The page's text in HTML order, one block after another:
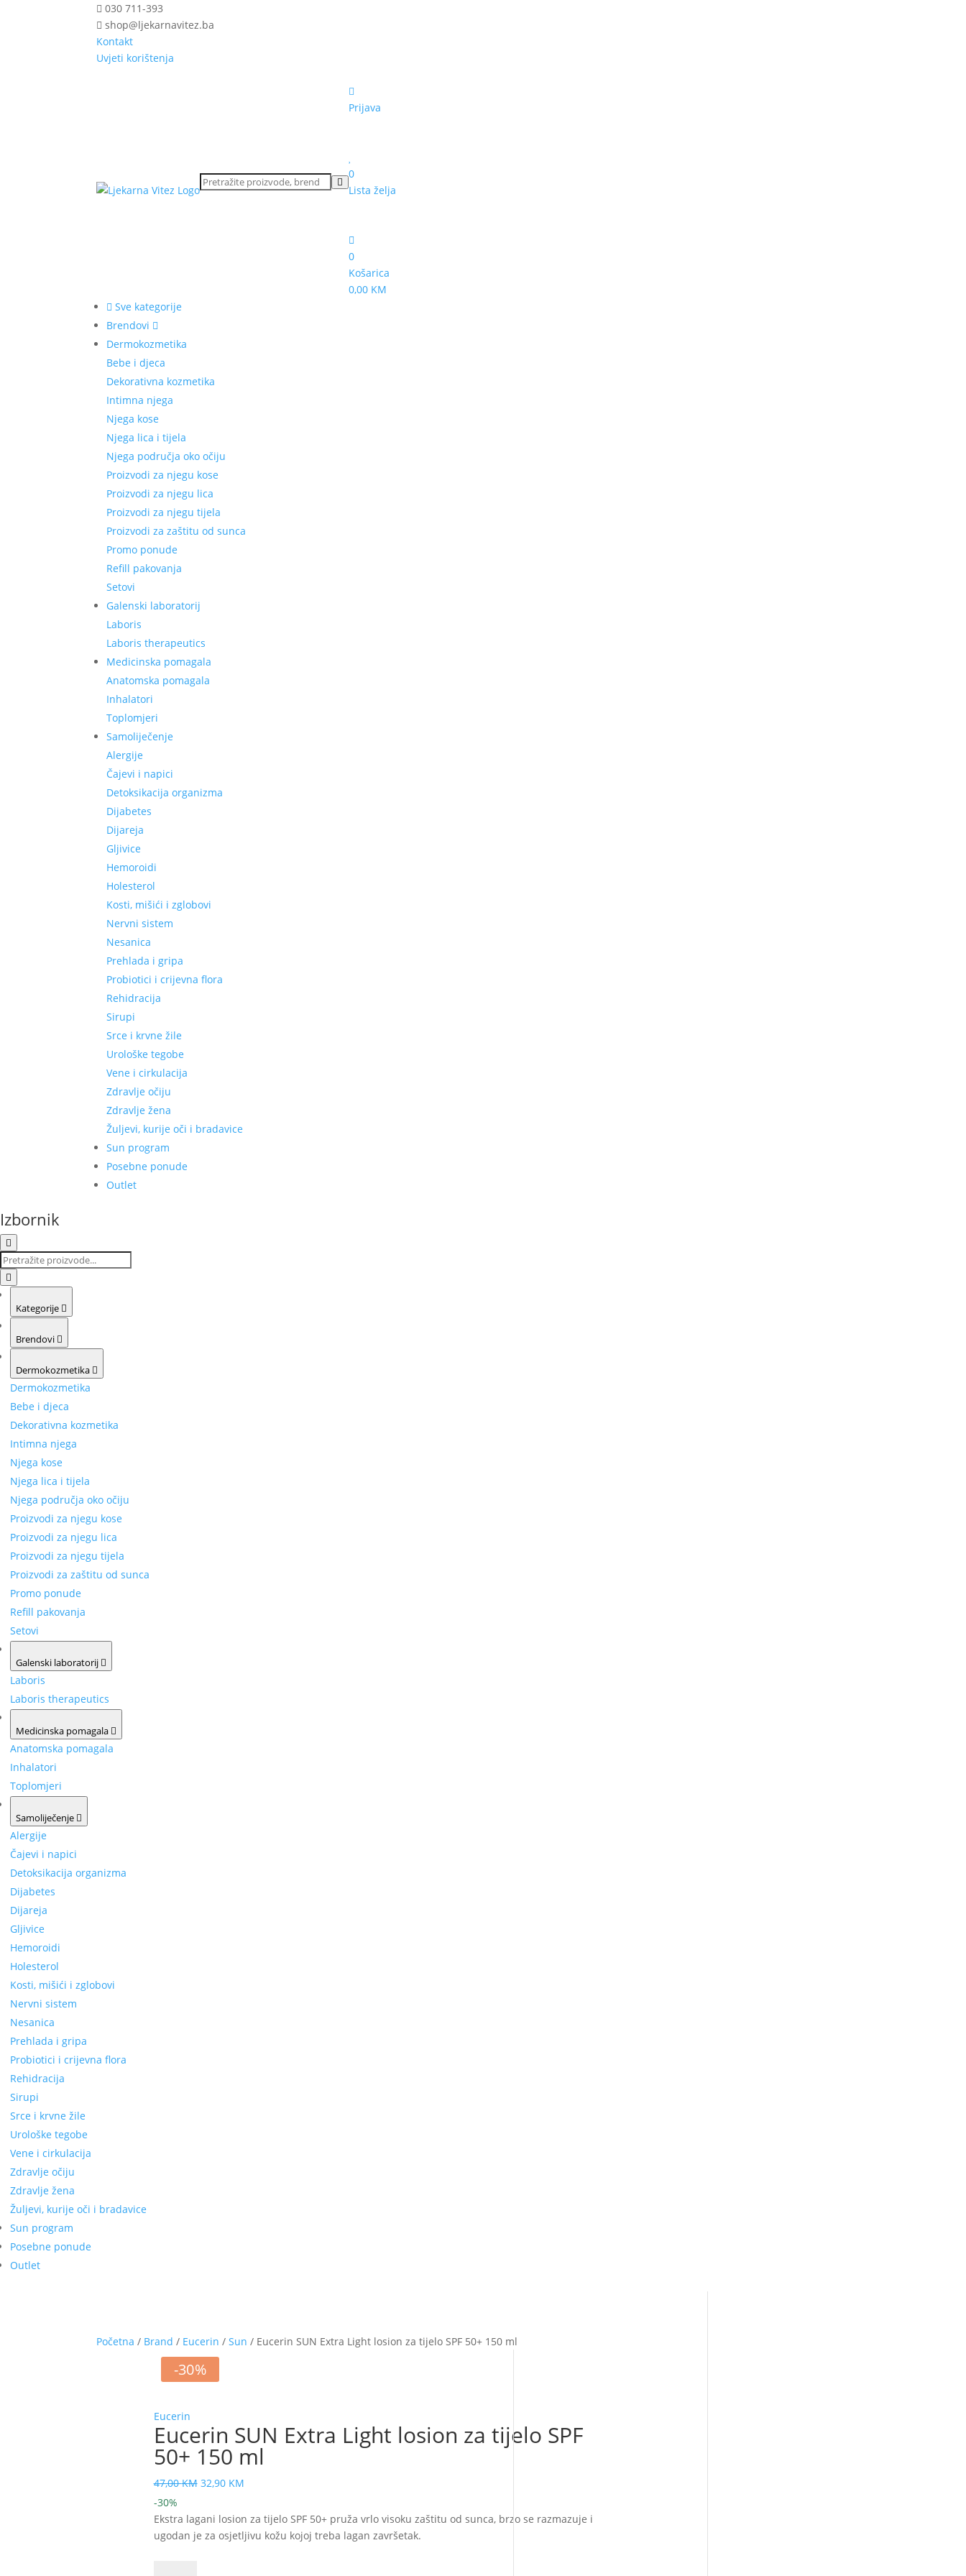
030 711-393
shop@ljekarnavitez.ba
Kontakt
Uvjeti korištenja
Prijava
0
Lista želja
0
Košarica
0,00 KM
Sve kategorije
Brendovi
Dermokozmetika
Bebe i djeca
Dekorativna kozmetika
Intimna njega
Njega kose
Njega lica i tijela
Njega područja oko očiju
Proizvodi za njegu kose
Proizvodi za njegu lica
Proizvodi za njegu tijela
Proizvodi za zaštitu od sunca
Promo ponude
Refill pakovanja
Setovi
Galenski laboratorij
Laboris
Laboris therapeutics
Medicinska pomagala
Anatomska pomagala
Inhalatori
Toplomjeri
Samoliječenje
Alergije
Čajevi i napici
Detoksikacija organizma
Dijabetes
Dijareja
Gljivice
Hemoroidi
Holesterol
Kosti, mišići i zglobovi
Nervni sistem
Nesanica
Prehlada i gripa
Probiotici i crijevna flora
Rehidracija
Sirupi
Srce i krvne žile
Urološke tegobe
Vene i cirkulacija
Zdravlje očiju
Zdravlje žena
Žuljevi, kurije oči i bradavice
Sun program
Posebne ponude
Outlet
Izbornik
Kategorije
Brendovi
Dermokozmetika
Dermokozmetika
Bebe i djeca
Dekorativna kozmetika
Intimna njega
Njega kose
Njega lica i tijela
Njega područja oko očiju
Proizvodi za njegu kose
Proizvodi za njegu lica
Proizvodi za njegu tijela
Proizvodi za zaštitu od sunca
Promo ponude
Refill pakovanja
Setovi
Galenski laboratorij
Laboris
Laboris therapeutics
Medicinska pomagala
Anatomska pomagala
Inhalatori
Toplomjeri
Samoliječenje
Alergije
Čajevi i napici
Detoksikacija organizma
Dijabetes
Dijareja
Gljivice
Hemoroidi
Holesterol
Kosti, mišići i zglobovi
Nervni sistem
Nesanica
Prehlada i gripa
Probiotici i crijevna flora
Rehidracija
Sirupi
Srce i krvne žile
Urološke tegobe
Vene i cirkulacija
Zdravlje očiju
Zdravlje žena
Žuljevi, kurije oči i bradavice
Sun program
Posebne ponude
Outlet
Početna / Brand / Eucerin /Sun / Eucerin SUN Extra Light losion za tijelo SPF 50+ 150 ml
-30%
Eucerin
Eucerin SUN Extra Light losion za tijelo SPF
50+ 150 ml
47,00KM Izvorna
bila
je:
32,90 KMTrenutna
je:
32,90 KM.
-30%
Ekstra lagani losion za tijelo SPF 50+ pruža vrlo visoku zaštitu od sunca, brzo se razmazuje i
ugodan je za osjetljivu kožu kojoj treba lagan završetak.